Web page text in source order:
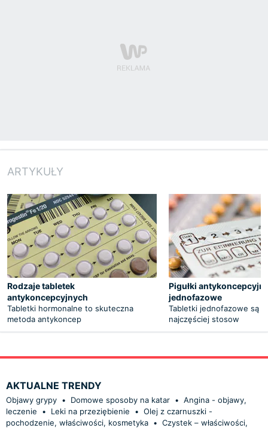
ARTYKUŁY
Rodzaje tabletek
antykoncepcyjnych
Tabletki hormonalne to skuteczna
metoda antykoncep
Pigułki
jednofazowe
Tabletki jednofazowe są
najczęściej stosow
AKTUALNE TRENDY
Objawy grypy • Domowe sposoby na katar • Angina - objawy,
leczenie
• Leki na przeziębienie • Olej z czarnuszki -
pochodzenie, właściwości, kosmetyka • Czystek – właściwości,